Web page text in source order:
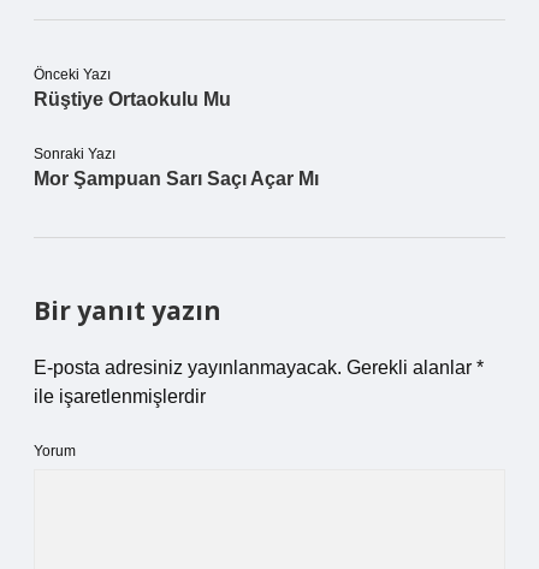
Önceki Yazı
Rüştiye Ortaokulu Mu
Sonraki Yazı
Mor Şampuan Sarı Saçı Açar Mı
Bir yanıt yazın
E-posta adresiniz yayınlanmayacak. Gerekli alanlar *
ile işaretlenmişlerdir
Yorum